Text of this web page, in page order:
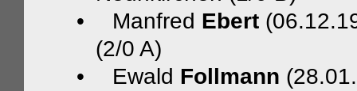
•
Manfred Ebert
(2/0 A)
•
Ewald Follmann